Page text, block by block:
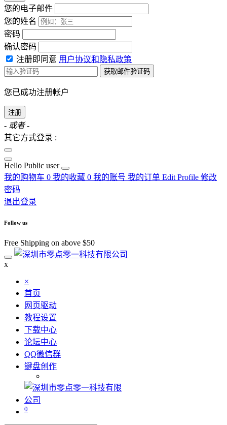
您的电子邮件
您的姓名
密码
确认密码
注册即同意 用户协议和隐私政策
获取邮件验证码
您已成功注册帐户
注册
- 或者 -
其它方式登录 :
Hello Public user
我的购物车 0 我的收藏 0 我的账号 我的订单 Edit Profile 修改
密码
退出登录
Follow us
Free Shipping on above $50
x
×
首页
网页驱动
教程设置
下载中心
论坛中心
QQ微信群
键盘创作
0